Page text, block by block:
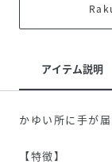
アイテム説明
かゆい所に手が
【特徴】